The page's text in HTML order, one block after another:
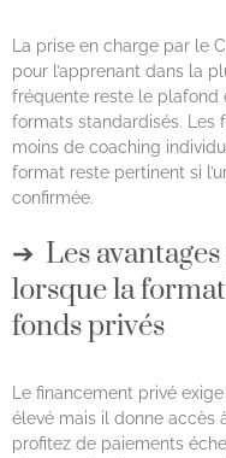
La prise en charge par le
pour l’apprenant dans la
fréquente reste le plafond
formats standardisés. Les
moins de coaching
format reste pertinent si
confirmée.
Les
lorsque la
fonds privés
Le financement privé
élevé mais il donne accès
profitez de paiements